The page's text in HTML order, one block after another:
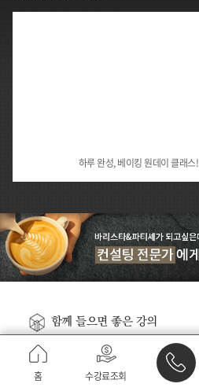
하루 완성, 베이킹 원데이 클래스!
함께 들으면 좋은 강의
홈 수강료조회